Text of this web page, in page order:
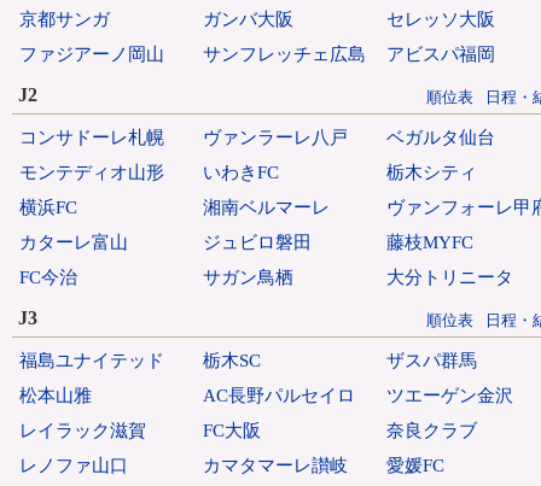
京都サンガ
ガンバ大阪
セレッソ大阪
ファジアーノ岡山
サンフレッチェ広島 アビスパ福岡
J2 順位表 日程・
コンサドーレ札幌 ヴァンラーレ八戸
ベガルタ仙台
モンテディオ山形
いわきFC
栃木シティ
横浜FC
湘南ベルマーレ
ヴァンフォーレ甲
カターレ富山
ジュビロ磐田
藤枝MYFC
FC今治
サガン鳥栖 大分トリニータ
J3 順位表 日程・
福島ユナイテッド 栃木SC
ザスパ群馬
松本山雅
AC長野パルセイロ
ツエーゲン金沢
レイラック滋賀
FC大阪
奈良クラブ
レノファ山口
カマタマーレ讃岐
愛媛FC